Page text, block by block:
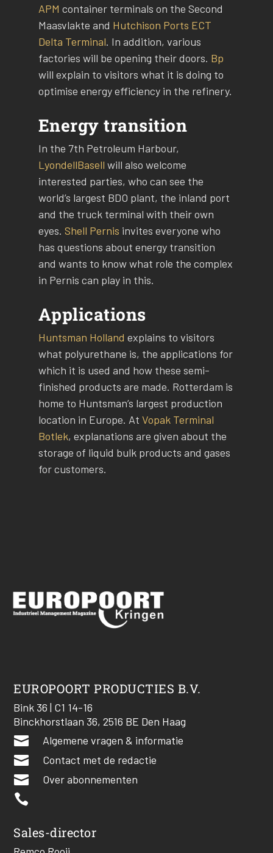
APM container terminals on the Second
Maasvlakte and Hutchison Ports ECT
Delta Terminal. In addition, various
factories will be opening their doors. Bp
will explain to visitors what it is doing to
optimise energy efficiency in the refinery.
Energy transition
In the 7th Petroleum Harbour,
LyondellBasell will also welcome
interested parties, who can see the
world’s largest BDO plant, the inland port
and the truck terminal with their own
eyes. Shell Pernis invites everyone who
has questions about energy transition
and wants to know what role the complex
in Pernis can play in this.
Applications
Huntsman Holland explains to visitors
what polyurethane is, the applications for
which it is used and how these semi-
finished products are made. Rotterdam is
home to Huntsman’s largest production
location in Europe. At Vopak Terminal
Botlek, explanations are given about the
storage of liquid bulk products and gases
for customers.
EUROPOORT PRODUCTIES B.V.
Bink 36 | C1 14-16
Binckhorstlaan 36, 2516 BE Den Haag
 Algemene vragen & informatie
 Contact met de redactie
 Over abonnementen

Sales-director